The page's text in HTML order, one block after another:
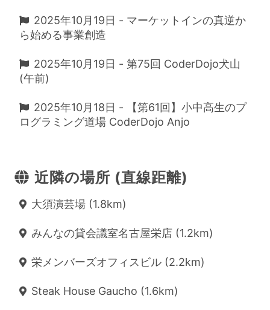
2025年10月19日 - マーケットインの真逆か
ら始める事業創造
2025年10月19日 - 第75回 CoderDojo犬山
(午前)
2025年10月18日 - 【第61回】小中高生のプ
ログラミング道場 CoderDojo Anjo
近隣の場所 (直線距離)
大須演芸場 (1.8km)
みんなの貸会議室名古屋栄店 (1.2km)
栄メンバーズオフィスビル (2.2km)
Steak House Gaucho (1.6km)